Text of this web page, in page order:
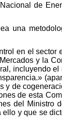
de
una
en el sector
y la
incluyendo el
y de
de esta
del Ministro
y que se